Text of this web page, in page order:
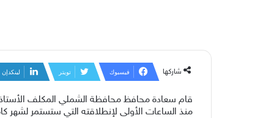
شاركها فيسبوك تويتر لينكدإن
قام سعادة محافظ محافظة الشملي المكلف الأستاذ /